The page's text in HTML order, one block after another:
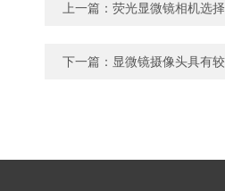
上一篇： 荧光显微镜相机选
下一篇： 显微镜摄像头具有